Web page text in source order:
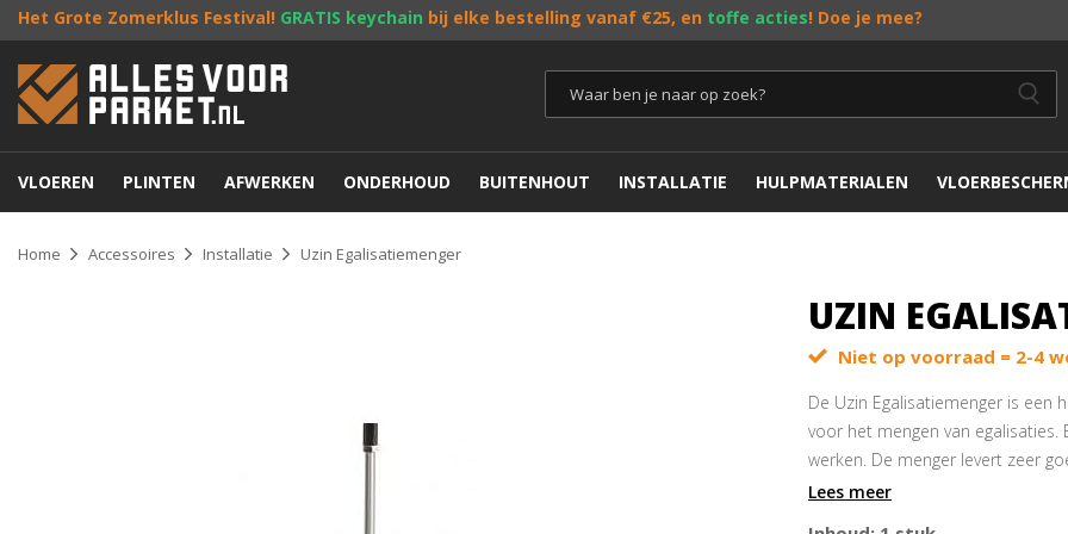
Het Grote Zomerklus Festival! GRATIS keychain bij elke bestelling vanaf €25, en toffe acties! Doe je mee?
VLOEREN PLINTEN AFWERKEN ONDERHOUD BUITENHOUT INSTALLATIE HULPMATERIALEN
Home Accessoires Installatie Uzin Egalisatiemenger
UZIN
Niet op voorraad = 2-4
De Uzin Egalisatiemenger is een
voor het mengen van egalisaties.
werken. De menger levert zeer
en is onmisbaar bij het aanmaken
Noodzakelijk voor egaline
Lees meer